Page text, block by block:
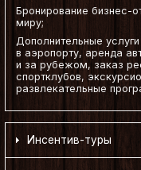
Бронирование бизнес-
миру;
Дополнительные
в аэропорту, аренда
и за рубежом, заказ
спортклубов,
развлекательные
Инсентив-туры